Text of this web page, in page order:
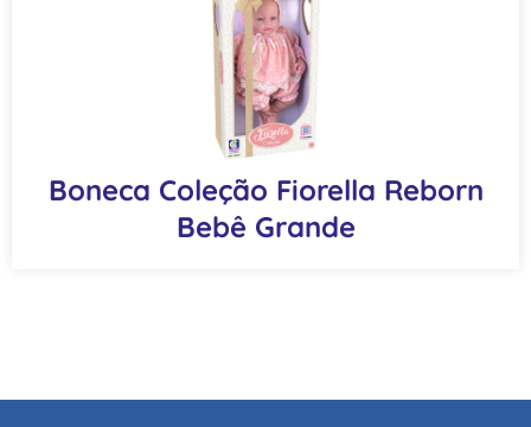
Boneca Coleção Fiorella Reborn
Bebê Grande